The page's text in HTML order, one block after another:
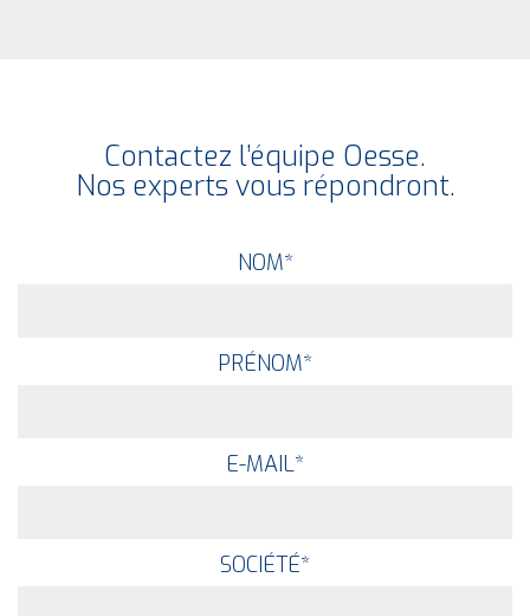
Contactez l’équipe Oesse.
Nos experts vous répondront.
NOM*
PRÉNOM*
E-MAIL*
SOCIÉTÉ*